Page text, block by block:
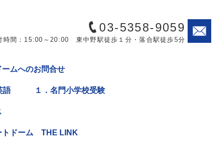
03-5358-9059
時間：15:00～20:00 東中野駅徒歩１分・落合駅徒歩5分
ムへのお問合せ
１．名門小学校受験
トドーム THE LINK